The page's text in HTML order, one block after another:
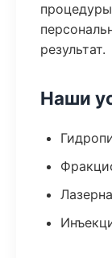
результат.
Наши